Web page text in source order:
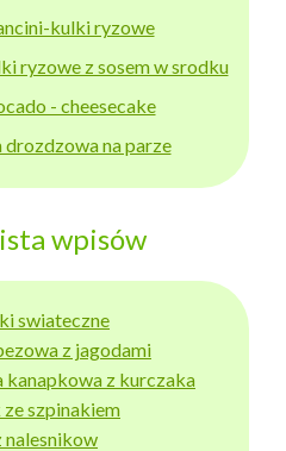
kulki ryzowe
ryzowe z sosem w srodku
- cheesecake
drozdzowa na parze
wpisów
swiateczne
z jagodami
kanapkowa z kurczaka
szpinakiem
nalesnikow